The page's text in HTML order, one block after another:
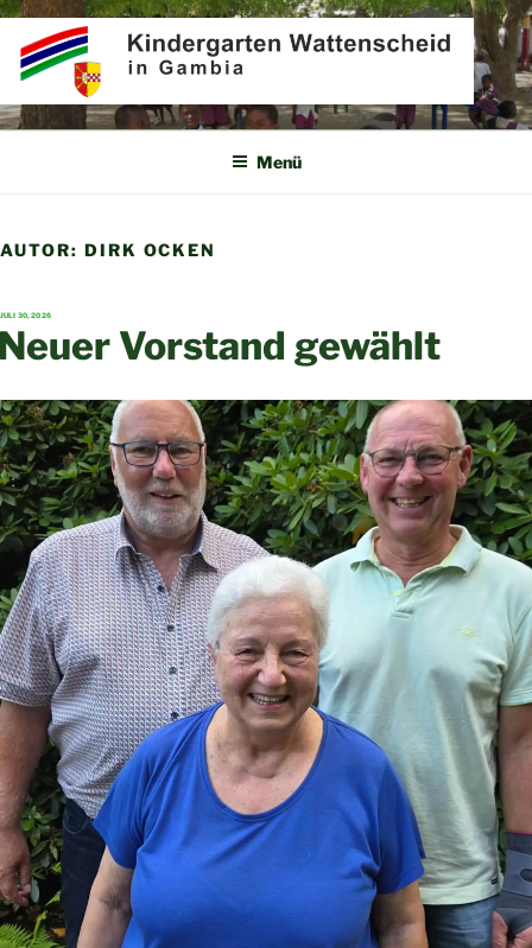
Zum
Inhalt
springen
KINDERGARTEN
WATTENSCHEID IN GAMBIA
Partner für Afrika e.V.
Menü
AUTOR: DIRK OCKEN
VERÖFFENTLICHT
JULI 30, 2026
Vorstand gewählt